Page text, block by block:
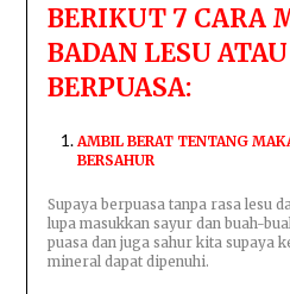
BERIKUT 7 CARA
BADAN LESU
BERPUASA:
AMBIL BERAT TENTANG
BERSAHUR
Supaya berpuasa tanpa rasa lesu
lupa masukkan sayur dan buah-
puasa dan juga sahur kita supaya
mineral dapat dipenuhi.